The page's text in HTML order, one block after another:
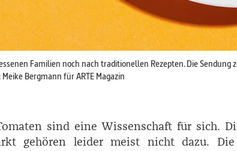
Familien noch nach traditionellen Rezepten. Die Sendung
Bergmann für ARTE Magazin
sind eine Wissenschaft für sich.
gehören leider meist nicht dazu.